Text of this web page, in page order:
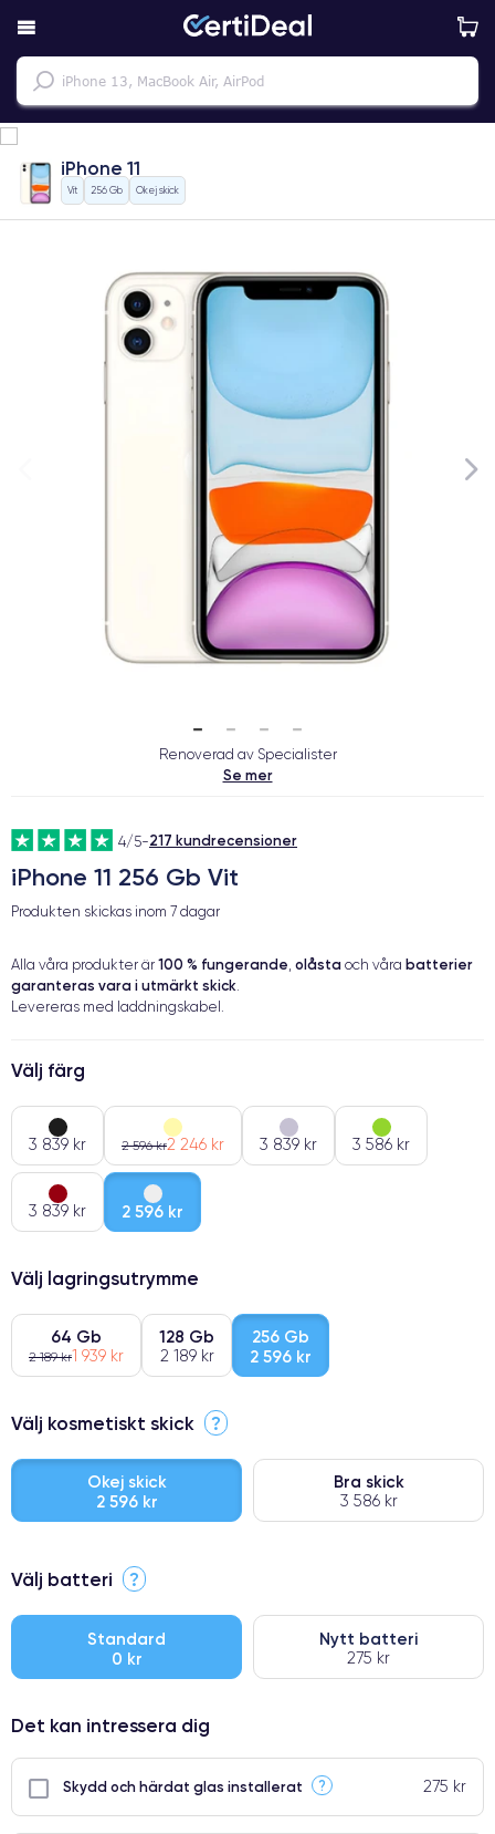
iPhone 11
Vit 256 Gb Okej skick
Renoverad av Specialister
Se mer
4/5-217 kundrecensioner
iPhone 11 256 Gb Vit
Produkten skickas inom 7 dagar
Alla våra produkter är 100 % fungerande, olåsta och våra batterier
garanteras vara i utmärkt skick.
Levereras med laddningskabel.
Välj färg
3 839 kr 2 596 kr2 246 kr 3 839 kr 3 586 kr
3 839 kr 2 596 kr
Välj lagringsutrymme
64 Gb
2 189 kr1 939 kr
128 Gb
2 189 kr
256 Gb
2 596 kr
Välj kosmetiskt skick ?
Okej skick
2 596 kr
Bra skick
3 586 kr
⭐ Premium
● Oklanderlig kvalitetsskärm
● Endast 5% av våra telefoner har premiumklassning
Välj batteri ?
Standard
0 kr
Nytt batteri
275 kr
Det kan intressera dig
Skydd och härdat glas installerat ? 275 kr